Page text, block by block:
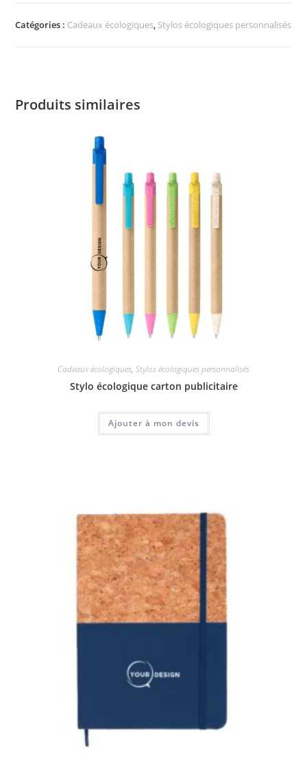
Catégories : Cadeaux écologiques, Stylos écologiques personnalisés
Produits similaires
Cadeaux écologiques, Stylos écologiques personnalisés
Stylo écologique carton publicitaire
Ajouter à mon devis